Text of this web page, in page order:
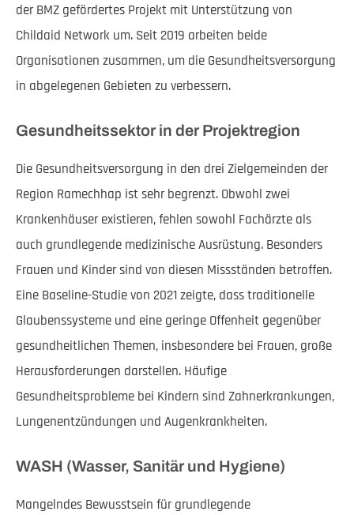
der BMZ gefördertes Projekt mit Unterstützung von
Childaid Network um. Seit 2019 arbeiten beide
Organisationen zusammen, um die Gesundheitsversorgung
in abgelegenen Gebieten zu verbessern.
Gesundheitssektor in der Projektregion
Die Gesundheitsversorgung in den drei Zielgemeinden der
Region Ramechhap ist sehr begrenzt. Obwohl zwei
Krankenhäuser existieren, fehlen sowohl Fachärzte als
auch grundlegende medizinische Ausrüstung. Besonders
Frauen und Kinder sind von diesen Missständen betroffen.
Eine Baseline-Studie von 2021 zeigte, dass traditionelle
Glaubenssysteme und eine geringe Offenheit gegenüber
gesundheitlichen Themen, insbesondere bei Frauen, große
Herausforderungen darstellen. Häufige
Gesundheitsprobleme bei Kindern sind Zahnerkrankungen,
Lungenentzündungen und Augenkrankheiten.
WASH (Wasser, Sanitär und Hygiene)
Mangelndes Bewusstsein für grundlegende